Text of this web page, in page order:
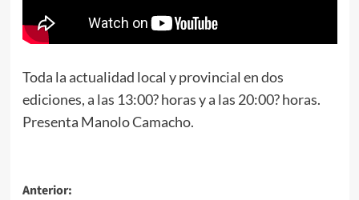
Toda la actualidad local y provincial en dos
ediciones, a las 13:00? horas y a las 20:00? horas.
Presenta Manolo Camacho.
Anterior: